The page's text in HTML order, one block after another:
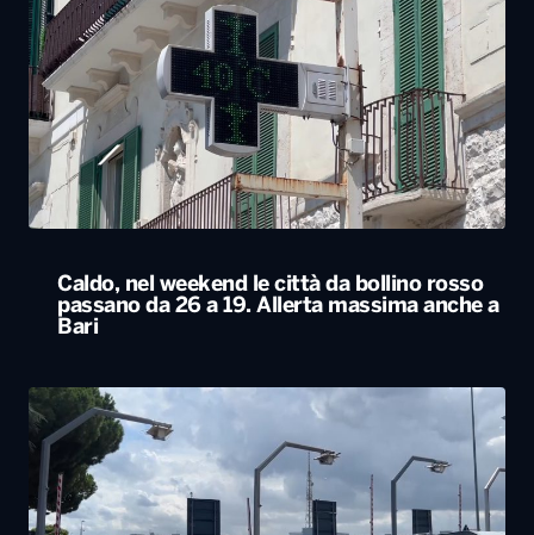
Caldo, nel weekend le città da bollino rosso
passano da 26 a 19. Allerta massima anche a
Bari